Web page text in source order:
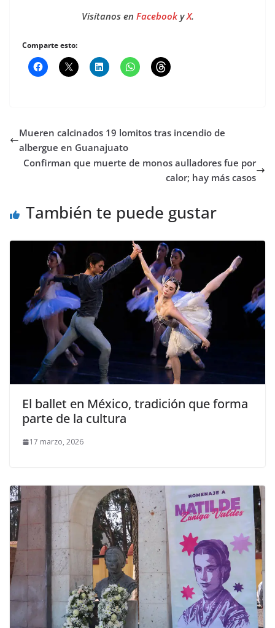
Visítanos en FacebookyX.
Comparte esto:
Mueren calcinados 19 lomitos tras incendio de
albergue en Guanajuato
Confirman que muerte de monos aulladores fue por
calor; hay más casos
También te puede gustar
El ballet en México, tradición que forma
parte de la cultura
17 marzo, 2026